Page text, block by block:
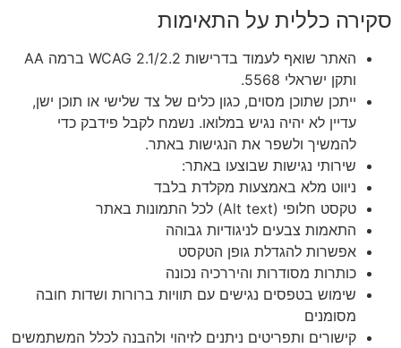
סקירה כללית על התאימות
האתר שואף לעמוד בדרישות WCAG 2.1/2.2 ברמה AA
ותקן ישראלי 5568.
ייתכן שתוכן מסוים, כגון כלים של צד שלישי או תוכן ישן,
עדיין לא יהיה נגיש במלואו. נשמח לקבל פידבק כדי
להמשיך ולשפר את הנגישות באתר.
שירותי נגישות שבוצעו באתר:
ניווט מלא באמצעות מקלדת בלבד
טקסט חלופי (Alt text) לכל התמונות באתר
התאמות צבעים לניגודיות גבוהה
אפשרות להגדלת גופן הטקסט
כותרות מסודרות והיררכיה נכונה
שימוש בטפסים נגישים עם תוויות ברורות ושדות חובה
מסומנים
קישורים ותפריטים ניתנים לזיהוי ולהבנה לכלל המשתמשים